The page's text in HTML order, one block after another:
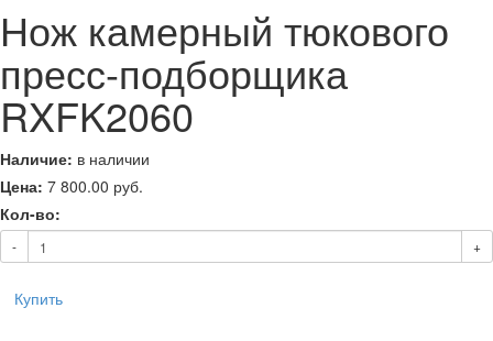
Нож камерный тюкового
пресс-подборщика
RXFK2060
Наличие: в наличии
Цена: 7 800.00 руб.
Кол-во:
- +
Купить